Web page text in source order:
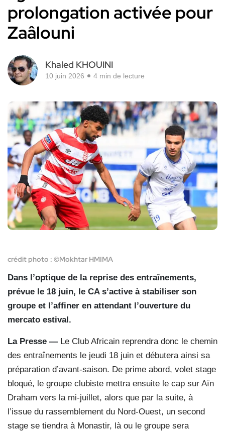
prolongation activée pour
Zaâlouni
Khaled KHOUINI
10 juin 2026 4 min de lecture
crédit photo : ©Mokhtar HMIMA
Dans l’optique de la reprise des entraînements,
prévue le 18 juin, le CA s’active à stabiliser son
groupe et l’affiner en attendant l’ouverture du
mercato estival.
La Presse — Le Club Africain reprendra donc le chemin
des entraînements le jeudi 18 juin et débutera ainsi sa
préparation d’avant-saison. De prime abord, volet stage
bloqué, le groupe clubiste mettra ensuite le cap sur Aïn
Draham vers la mi-juillet, alors que par la suite, à
l’issue du rassemblement du Nord-Ouest, un second
stage se tiendra à Monastir, là ou le groupe sera